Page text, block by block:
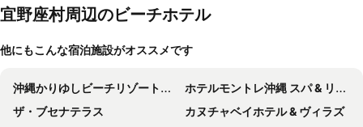
宜野座村周辺のビーチホテル
他にもこんな宿泊施設がオススメです
沖縄かりゆしビーチリゾート・オーシャンスパ
ホテルモントレ沖縄 スパ & リゾート
ザ・ブセナテラス
カヌチャベイホテル & ヴィラズ